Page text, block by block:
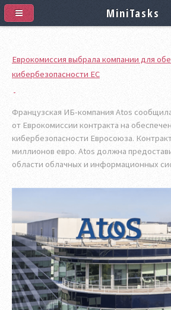
Еврокомиссия выбрала компании для
кибербезопасности ЕС
Французская ИБ-компания Atos
от Еврокомиссии контракта на
кибербезопасности Евросоюза.
миллионов евро. Atos должна
области облачных и информационных
MiniTasks